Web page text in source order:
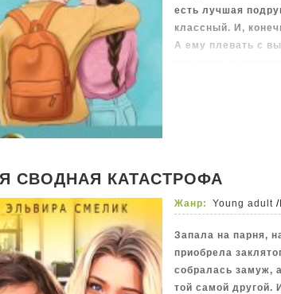
есть лучшая
классный. И,
А ему плевать с
СВОДНАЯ КАТАСТРОФА
Жанр: Young adult/
Запала на парня,
приобрела
собралась замуж,
той самой другой.